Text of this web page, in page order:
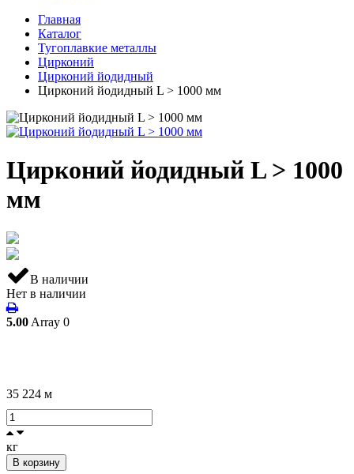
Главная
Каталог
Тугоплавкие металлы
Цирконий
Цирконий йодидный
Цирконий йодидный L > 1000 мм
Цирконий йодидный L > 1000
мм
В наличии
Нет в наличии
5.00 Array 0
35 224 м
кг
В корзину